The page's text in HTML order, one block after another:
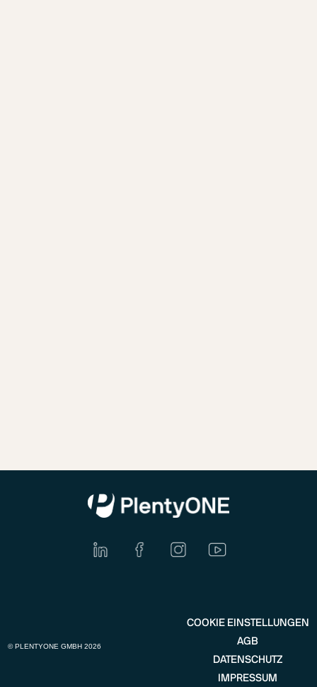
© PLENTYONE GMBH 2026
COOKIE EINSTELLUNGEN
AGB
DATENSCHUTZ
IMPRESSUM